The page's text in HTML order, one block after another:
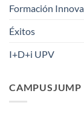
Formación
Éxitos
I+D+i UPV
CAMPUSJUMP